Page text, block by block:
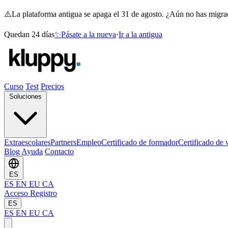
⚠️La plataforma antigua se apaga el 31 de agosto. ¿Aún no has
Quedan 24 días✨Pásate a la nueva·Ir a la antigua
Curso Test Precios
ExtraescolaresPartnersEmpleoCertificado de formadorCertificado de
Blog Ayuda Contacto
ES
ES EN EU CA
Acceso Registro
ES
ES EN EU CA